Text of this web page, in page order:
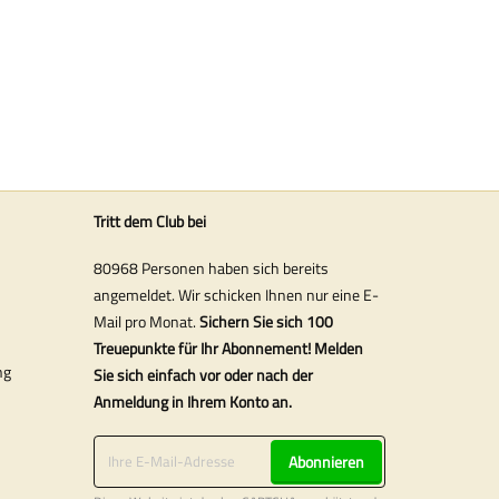
Tritt dem Club bei
80968 Personen haben sich bereits
angemeldet. Wir schicken Ihnen nur eine E-
Mail pro Monat.Sichern Sie sich 100
Treuepunkte für Ihr Abonnement! Melden
Sie sich einfach vor oder nach der
Anmeldung in Ihrem Konto an.
Abonnieren